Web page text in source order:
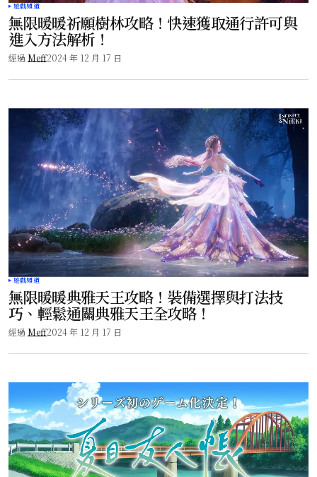
遊戲頻道
無限暖暖祈願樹林攻略！快速獲取通行許可與
進入方法解析！
經過 Meff2024 年 12 月 17 日
遊戲頻道
無限暖暖典雅天王攻略！裝備選擇與打法技
巧、輕鬆通關典雅天王全攻略！
經過 Meff2024 年 12 月 17 日